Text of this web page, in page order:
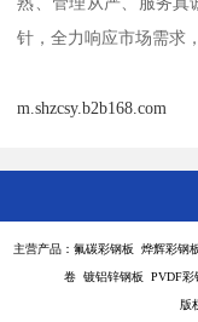
针，全力响应市场需求
m.shzcsy.b2b168.com
主营产品：氟碳彩钢板 烨辉彩
卷 镀铝锌钢板 PVDF
版